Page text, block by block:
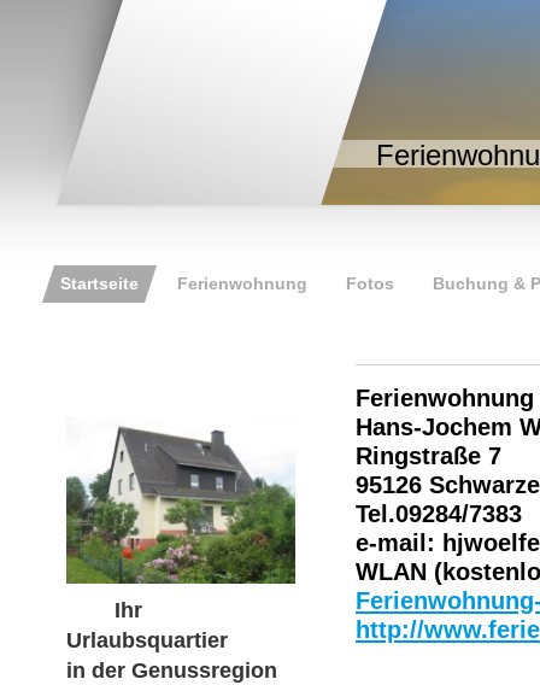
Startseite Ferienwohnung Fotos Buchung &
Ihr
Urlaubsquartier
in der Genussregion
Hans-Jochem
Ringstraße 7
95126
Tel.09284/7383
e-mail:
WLAN
http://